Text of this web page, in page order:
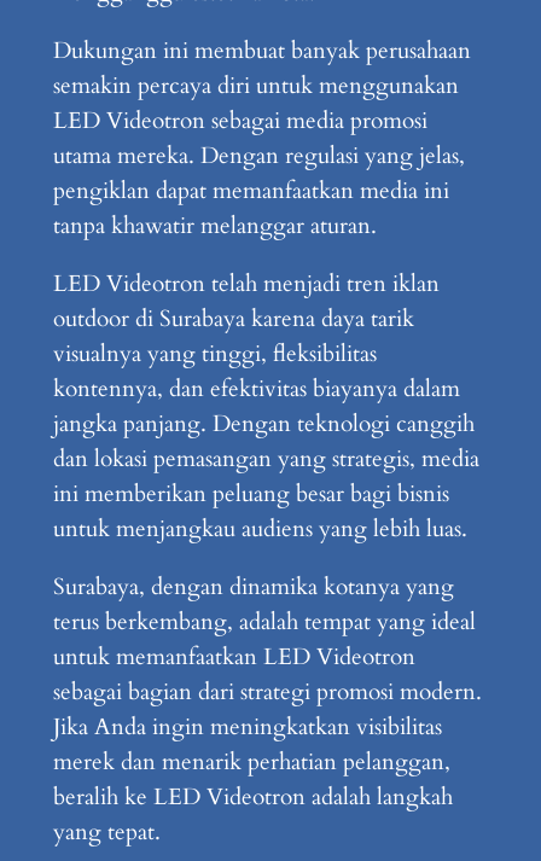
Dukungan ini membuat banyak perusahaan
semakin percaya diri untuk menggunakan
LED Videotron sebagai media promosi
utama mereka. Dengan regulasi yang jelas,
pengiklan dapat memanfaatkan media ini
tanpa khawatir melanggar aturan.
LED Videotron telah menjadi tren iklan
outdoor di Surabaya karena daya tarik
visualnya yang tinggi, fleksibilitas
kontennya, dan efektivitas biayanya dalam
jangka panjang. Dengan teknologi canggih
dan lokasi pemasangan yang strategis, media
ini memberikan peluang besar bagi bisnis
untuk menjangkau audiens yang lebih luas.
Surabaya, dengan dinamika kotanya yang
terus berkembang, adalah tempat yang ideal
untuk memanfaatkan LED Videotron
sebagai bagian dari strategi promosi modern.
Jika Anda ingin meningkatkan visibilitas
merek dan menarik perhatian pelanggan,
beralih ke LED Videotron adalah langkah
yang tepat.